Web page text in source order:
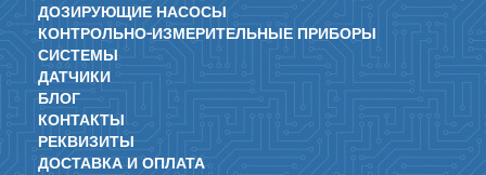
ДОЗИРУЮЩИЕ НАСОСЫ
КОНТРОЛЬНО-ИЗМЕРИТЕЛЬНЫЕ ПРИБОРЫ
СИСТЕМЫ
ДАТЧИКИ
БЛОГ
КОНТАКТЫ
РЕКВИЗИТЫ
ДОСТАВКА И ОПЛАТА